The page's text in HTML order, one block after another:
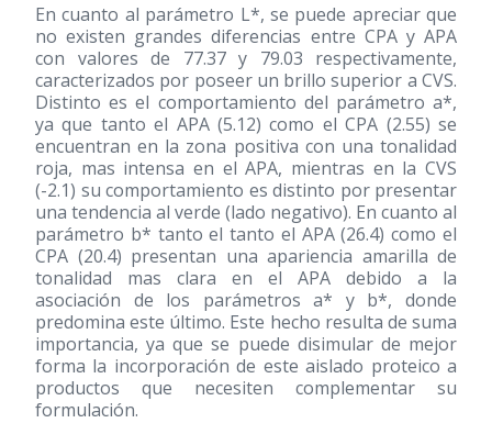
En cuanto al parámetro L*, se puede apreciar que
no existen grandes diferencias entre CPA y APA
con valores de 77.37 y 79.03 respectivamente,
caracterizados por poseer un brillo superior a CVS.
Distinto es el comportamiento del parámetro a*,
ya que tanto el APA (5.12) como el CPA (2.55) se
encuentran en la zona positiva con una tonalidad
roja, mas intensa en el APA, mientras en la CVS
(-2.1) su comportamiento es distinto por presentar
una tendencia al verde (lado negativo). En cuanto al
parámetro b* tanto el tanto el APA (26.4) como el
CPA (20.4) presentan una apariencia amarilla de
tonalidad mas clara en el APA debido a la
asociación de los parámetros a* y b*, donde
predomina este último. Este hecho resulta de suma
importancia, ya que se puede disimular de mejor
forma la incorporación de este aislado proteico a
productos que necesiten complementar su
formulación.